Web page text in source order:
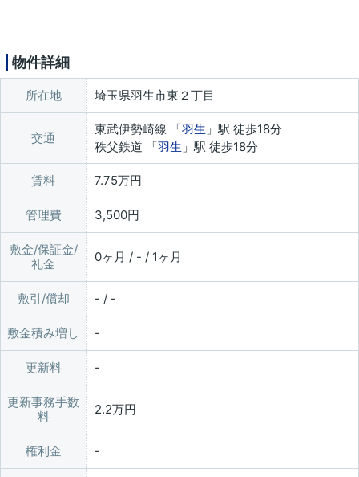
物件詳細
所在地 埼玉県羽生市東２丁目
交通
東武伊勢崎線 「羽生 」駅 徒歩18分
秩父鉄道 「羽生 」駅 徒歩18分
賃料 7.75万円
管理費 3,500円
敷金/保証金/
礼金
0ヶ月 / - / 1ヶ月
敷引/償却 - / -
敷金積み増し
更新料
更新事務手数
料
2.2万円
権利金